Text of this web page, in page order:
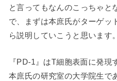
と言ってもなんのこっちゃと
で、まずは本庶氏がターゲッ
ら説明していこうと思います。
『PD-1』はT細胞表面に発現
本庶氏の研究室の大学院生で